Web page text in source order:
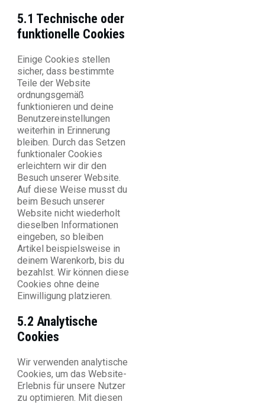
5.1 Technische oder
funktionelle Cookies
Einige Cookies stellen
sicher, dass bestimmte
Teile der Website
ordnungsgemäß
funktionieren und deine
Benutzereinstellungen
weiterhin in Erinnerung
bleiben. Durch das Setzen
funktionaler Cookies
erleichtern wir dir den
Besuch unserer Website.
Auf diese Weise musst du
beim Besuch unserer
Website nicht wiederholt
dieselben Informationen
eingeben, so bleiben
Artikel beispielsweise in
deinem Warenkorb, bis du
bezahlst. Wir können diese
Cookies ohne deine
Einwilligung platzieren.
5.2 Analytische
Cookies
Wir verwenden analytische
Cookies, um das Website-
Erlebnis für unsere Nutzer
zu optimieren. Mit diesen